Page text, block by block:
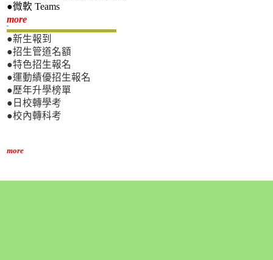
●微軟 Teams
more新生專區
●新生報到
●招生管道名額
●特色招生報名
●運動績優招生報名
●歷年升學榜單
●日校轉學考
●校內轉科考
more